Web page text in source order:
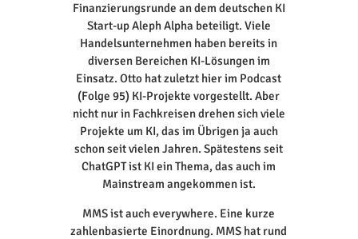
Finanzierungsrunde an dem deutschen KI
Start-up Aleph Alpha beteiligt. Viele
Handelsunternehmen haben bereits in
diversen Bereichen KI-Lösungen im
Einsatz. Otto hat zuletzt hier im Podcast
(Folge 95) KI-Projekte vorgestellt. Aber
nicht nur in Fachkreisen drehen sich viele
Projekte um KI, das im Übrigen ja auch
schon seit vielen Jahren. Spätestens seit
ChatGPT ist KI ein Thema, das auch im
Mainstream angekommen ist.
MMS ist auch everywhere. Eine kurze
zahlenbasierte Einordnung. MMS hat rund